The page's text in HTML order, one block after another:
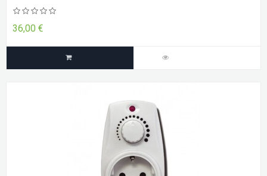
modo control deshumidificador, y cualquiera de los dos dispositivos
puede ser conectado al controlador.
36,00 €